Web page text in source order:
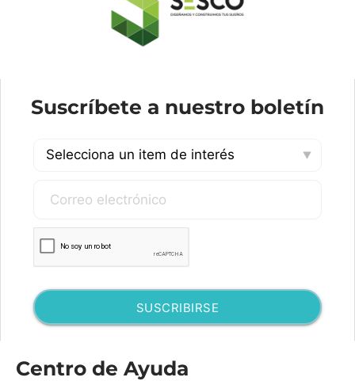
Suscríbete a nuestro boletín
SUSCRIBIRSE
Centro de Ayuda